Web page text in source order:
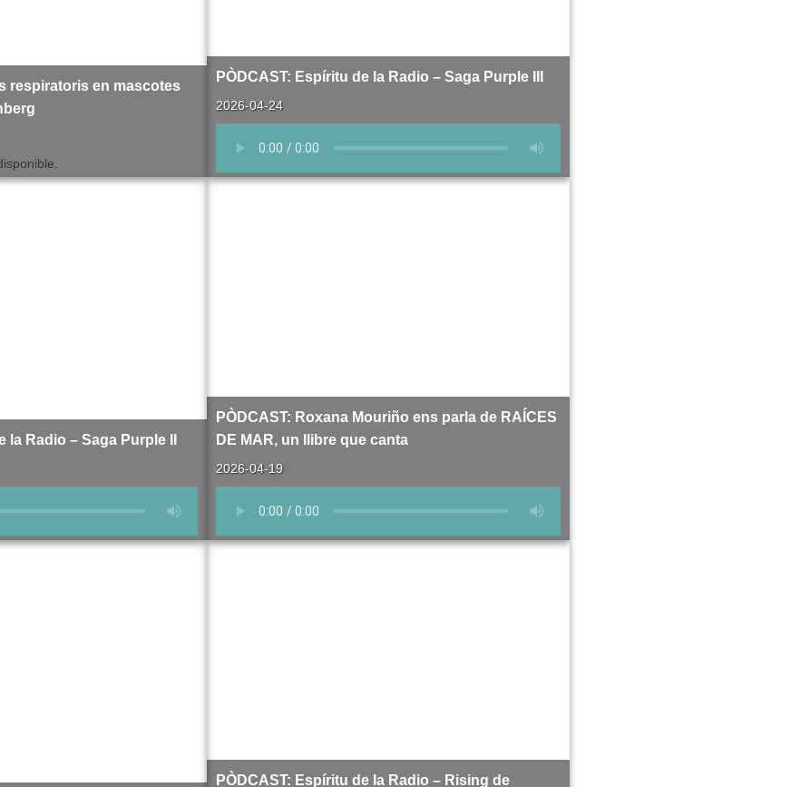
respiratoris en mascotes
PÒDCAST: Espíritu de la Radio – Saga Purple III
2026-04-24
la Radio – Saga Purple II
PÒDCAST: Roxana Mouriño ens parla de RAÍCES
DE MAR, un llibre que canta
2026-04-19
PÒDCAST: Espíritu de la Radio – Rising de